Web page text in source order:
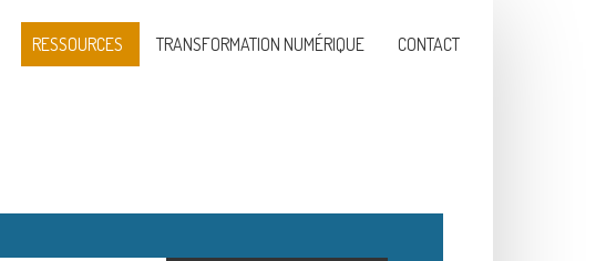
RESSOURCES TRANSFORMATION NUMÉRIQUE CONTACT